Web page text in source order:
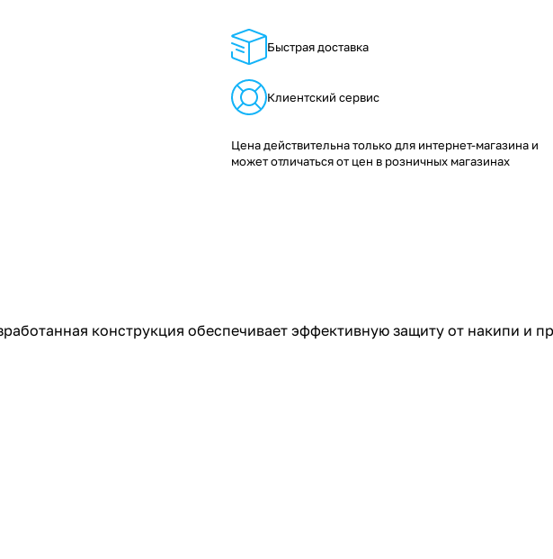
Быстрая доставка
Клиентский сервис
Цена действительна только для интернет-магазина и
может отличаться от цен в розничных магазинах
конструкция обеспечивает эффективную защиту от накипи и